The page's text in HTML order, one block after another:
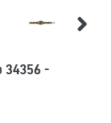
34356 -